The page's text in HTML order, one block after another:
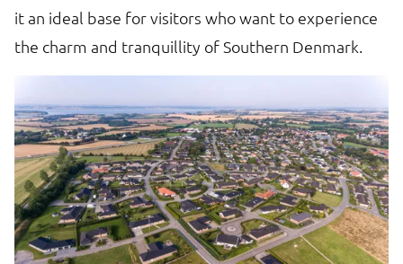
it an ideal base for visitors who want to experience
the charm and tranquillity of Southern Denmark.